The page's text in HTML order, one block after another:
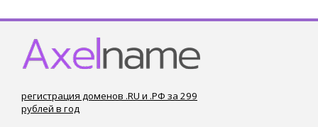
регистрация доменов .RU и .РФ за 299
рублей в год